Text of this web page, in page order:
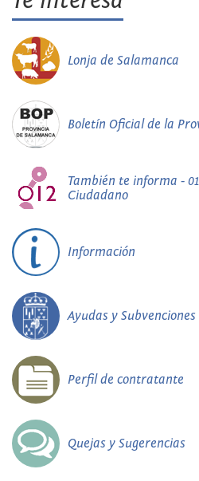
Lonja de Salamanca
Boletín Oficial de la
También te informa -
Ciudadano
Información
Ayudas y Subvenciones
Perfil de contratante
Quejas y Sugerencias